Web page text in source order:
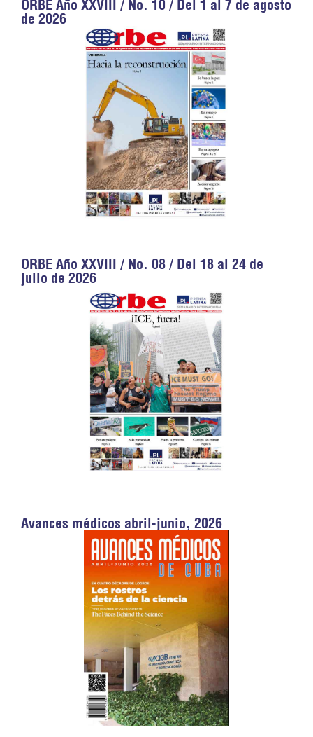
ORBE Año XXVIII / No. 10 / Del 1 al 7 de agosto
de 2026
ORBE Año XXVIII / No. 08 / Del 18 al 24 de
julio de 2026
Avances médicos abril-junio, 2026